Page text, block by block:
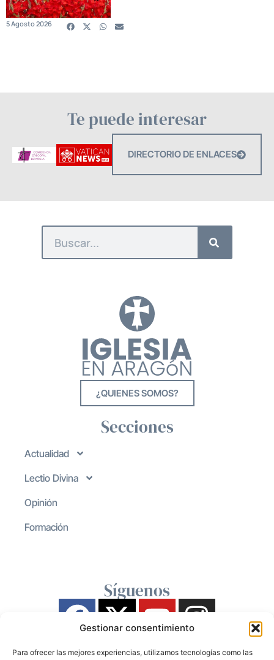
Gestionar consentimiento
Para ofrecer las mejores experiencias, utilizamos tecnologías como las
5 Agosto 2026
Te puede interesar
DIRECTORIO DE ENLACES
¿QUIENES SOMOS?
Secciones
Actualidad
Lectio Divina
Opinión
Formación
Síguenos